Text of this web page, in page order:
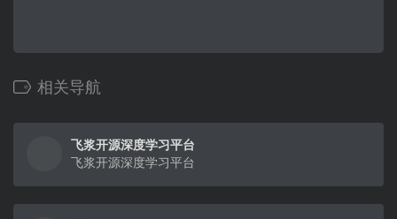
相关导航
飞浆开源深度学习平台
飞浆开源深度学习平台